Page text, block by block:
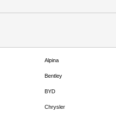
Alpina
Bentley
BYD
Chrysler